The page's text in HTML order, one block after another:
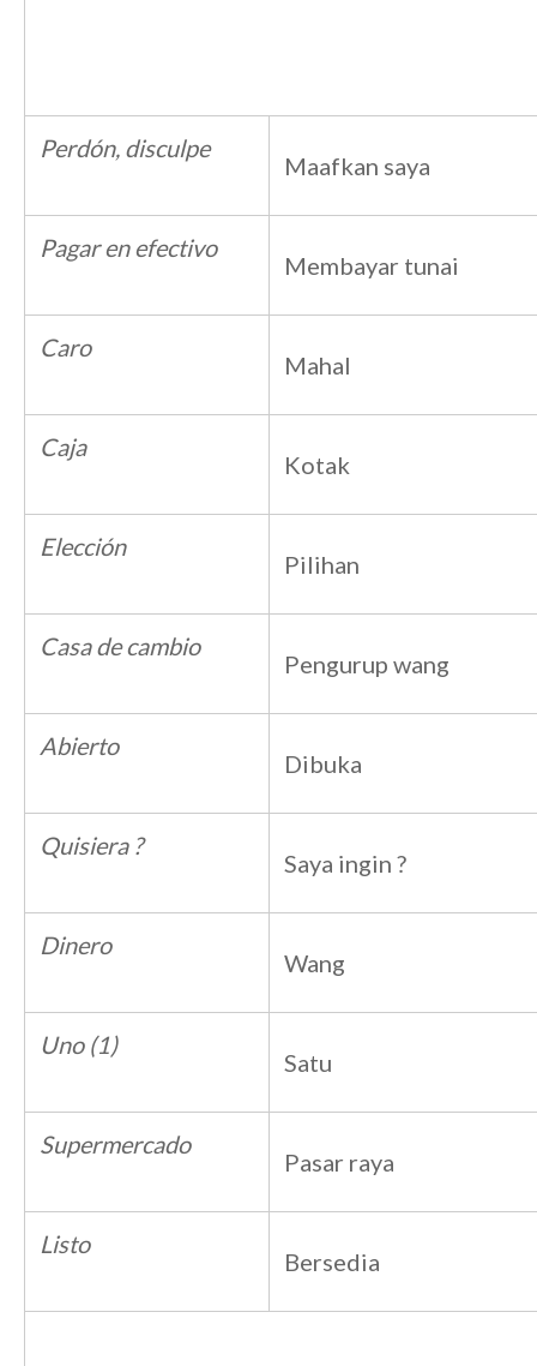
Perdón, disculpe
Maafkan saya
Pagar en efectivo
Membayar tunai
Caro
Mahal
Caja
Kotak
Elección
Pilihan
Casa de cambio
Pengurup wang
Abierto
Dibuka
Quisiera ?
Saya ingin ?
Dinero
Wang
Uno (1)
Satu
Supermercado
Pasar raya
Listo
Bersedia